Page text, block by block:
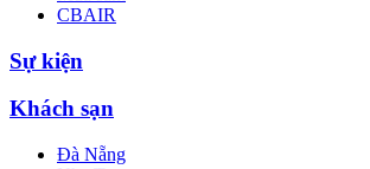
CBAIR
Sự kiện
Khách sạn
Đà Nẵng